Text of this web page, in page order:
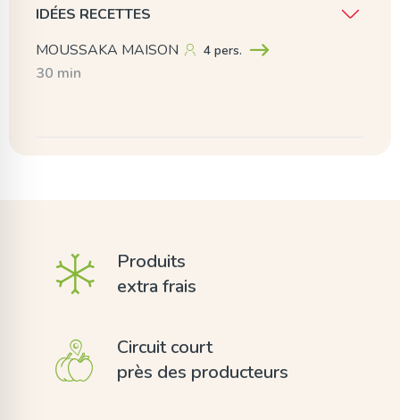
IDÉES RECETTES
MOUSSAKA MAISON
4 pers.
30 min
Produits
extra frais
Circuit court
près des producteurs